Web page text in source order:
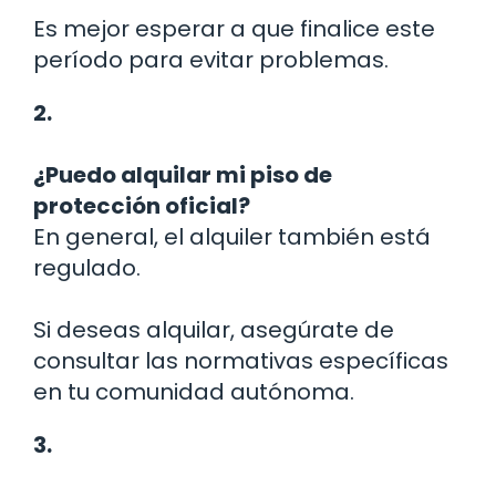
Es mejor esperar a que finalice este
período para evitar problemas.
2.
¿Puedo alquilar mi piso de
protección oficial?
En general, el alquiler también está
regulado.
Si deseas alquilar, asegúrate de
consultar las normativas específicas
en tu comunidad autónoma.
3.